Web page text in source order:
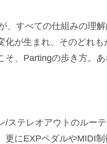
、すべての仕組みの理
が生まれ、そのどれ
そ、Partingの歩き方。
/ステレオアウトのルー
にEXPペダルやMIDI制